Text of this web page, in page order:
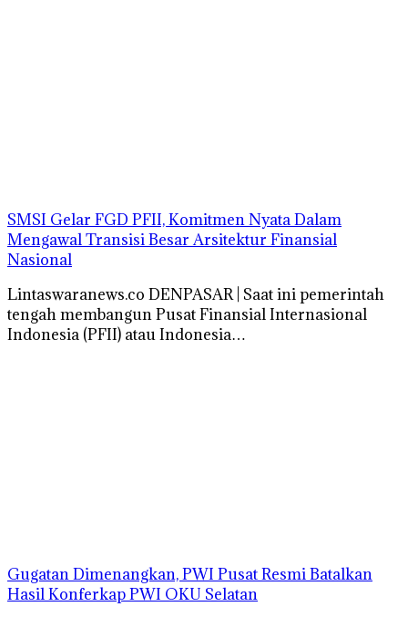
SMSI Gelar FGD PFII, Komitmen Nyata Dalam
Mengawal Transisi Besar Arsitektur Finansial
Nasional
Lintaswaranews.co DENPASAR | Saat ini pemerintah
tengah membangun Pusat Finansial Internasional
Indonesia (PFII) atau Indonesia…
Gugatan Dimenangkan, PWI Pusat Resmi Batalkan
Hasil Konferkap PWI OKU Selatan